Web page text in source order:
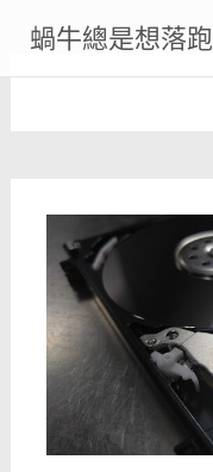
content
蝸牛總是想落跑